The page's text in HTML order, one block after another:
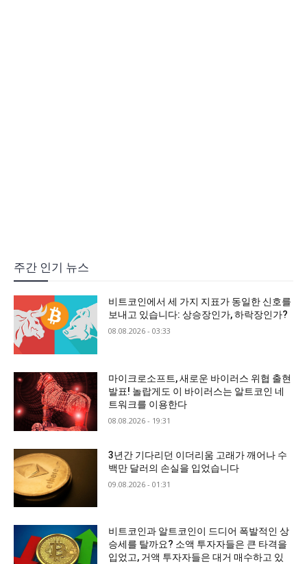
주간 인기 뉴스
비트코인에서 세 가지 지표가 동일한 신호를
보내고 있습니다: 상승장인가, 하락장인가?
08.08.2026 - 03:33
마이크로소프트, 새로운 바이러스 위협 출현
발표! 놀랍게도 이 바이러스는 알트코인 네
트워크를 이용한다
08.08.2026 - 19:31
3년간 기다리던 이더리움 고래가 깨어나 수
백만 달러의 손실을 입었습니다
09.08.2026 - 01:31
비트코인과 알트코인이 드디어 폭발적인 상
승세를 탈까요? 소액 투자자들은 큰 타격을
입었고, 거액 투자자들은 대거 매수하고 있